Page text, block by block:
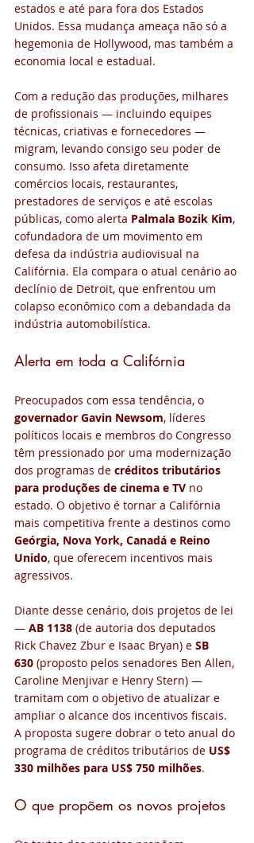
estados e até para fora dos Estados
Unidos. Essa mudança ameaça não só a
hegemonia de Hollywood, mas também a
economia local e estadual.
Com a redução das produções, milhares
de profissionais — incluindo equipes
técnicas, criativas e fornecedores —
migram, levando consigo seu poder de
consumo. Isso afeta diretamente
comércios locais, restaurantes,
prestadores de serviços e até escolas
públicas, como alerta Palmala Bozik Kim,
cofundadora de um movimento em
defesa da indústria audiovisual na
Califórnia. Ela compara o atual cenário ao
declínio de Detroit, que enfrentou um
colapso econômico com a debandada da
indústria automobilística.
Alerta em toda a Califórnia
Preocupados com essa tendência, o
governador Gavin Newsom, líderes
políticos locais e membros do Congresso
têm pressionado por uma modernização
dos programas de créditos tributários
para produções de cinema e TV no
estado. O objetivo é tornar a Califórnia
mais competitiva frente a destinos como
Geórgia, Nova York, Canadá e Reino
Unido, que oferecem incentivos mais
agressivos.
Diante desse cenário, dois projetos de lei
— AB 1138 (de autoria dos deputados
Rick Chavez Zbur e Isaac Bryan) e SB
630 (proposto pelos senadores Ben Allen,
Caroline Menjivar e Henry Stern) —
tramitam com o objetivo de atualizar e
ampliar o alcance dos incentivos fiscais.
A proposta sugere dobrar o teto anual do
programa de créditos tributários de US$
330 milhões para US$ 750 milhões.
O que propõem os novos projetos